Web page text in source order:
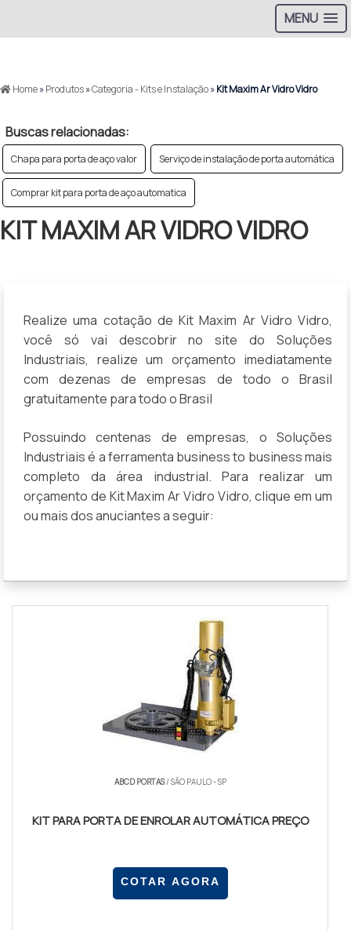
MENU
Home»Produtos»Categoria - Kits e Instalação»Kit Maxim Ar Vidro Vidro
Buscas relacionadas:
Chapa para porta de aço valor Serviço de instalação de porta automática
Comprar kit para porta de aço automatica
KIT MAXIM AR VIDRO VIDRO
Realize uma cotação de Kit Maxim Ar Vidro Vidro,
você só vai descobrir no site do Soluções
Industriais, realize um orçamento imediatamente
com dezenas de empresas de todo o Brasil
gratuitamente para todo o Brasil
Possuindo centenas de empresas, o Soluções
Industriais é a ferramenta business to business mais
completo da área industrial. Para realizar um
orçamento de Kit Maxim Ar Vidro Vidro, clique em um
ou mais dos anuciantes a seguir:
ABCD PORTAS/ SÃO PAULO - SP
KIT PARA PORTA DE ENROLAR AUTOMÁTICA PREÇO
COTAR AGORA